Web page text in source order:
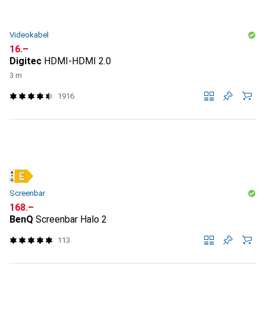
Videokabel
CHF
16.–
Digitec HDMI-HDMI 2.0
3 m
1916
Screenbar
CHF
168.–
BenQ Screenbar Halo 2
113